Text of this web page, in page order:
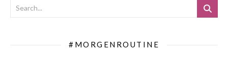
#MORGENROUTINE